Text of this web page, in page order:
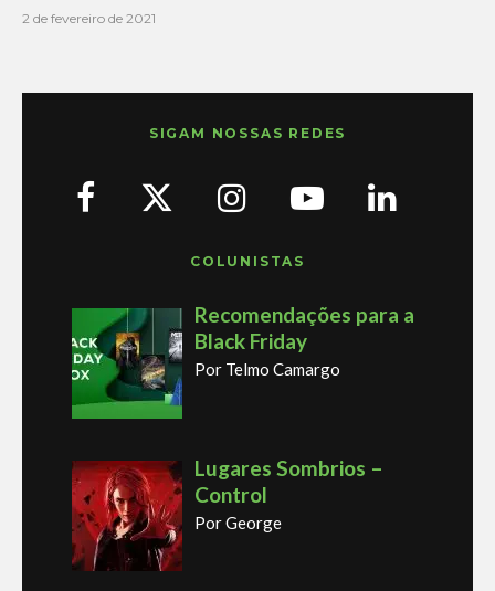
2 de fevereiro de 2021
SIGAM NOSSAS REDES
COLUNISTAS
Recomendações para a
Black Friday
Por Telmo Camargo
Lugares Sombrios –
Control
Por George